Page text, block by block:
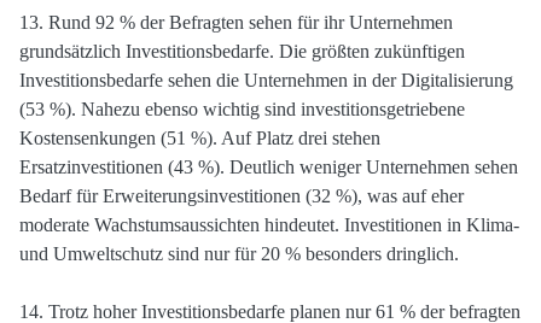
13. Rund 92 % der Befragten sehen für ihr Unternehmen
grundsätzlich Investitionsbedarfe. Die größten zukünftigen
Investitionsbedarfe sehen die Unternehmen in der Digitalisierung
(53 %). Nahezu ebenso wichtig sind investitionsgetriebene
Kostensenkungen (51 %). Auf Platz drei stehen
Ersatzinvestitionen (43 %). Deutlich weniger Unternehmen sehen
Bedarf für Erweiterungsinvestitionen (32 %), was auf eher
moderate Wachstumsaussichten hindeutet. Investitionen in Klima-
und Umweltschutz sind nur für 20 % besonders dringlich.
14. Trotz hoher Investitionsbedarfe planen nur 61 % der befragten